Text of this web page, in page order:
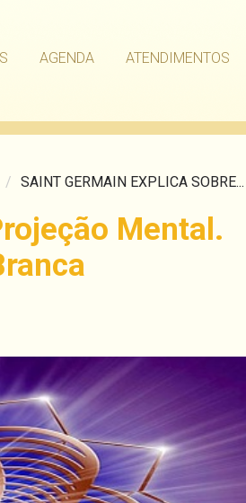
AGENDA ATENDIMENTOS
/ SAINT GERMAIN EXPLICA SOBRE...
Mental.